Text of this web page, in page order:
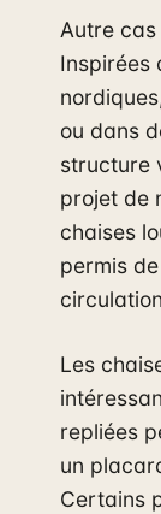
Autre
Inspirées
ou dans
structure
projet de
chaises
permis
Les
repliées
un
Certains